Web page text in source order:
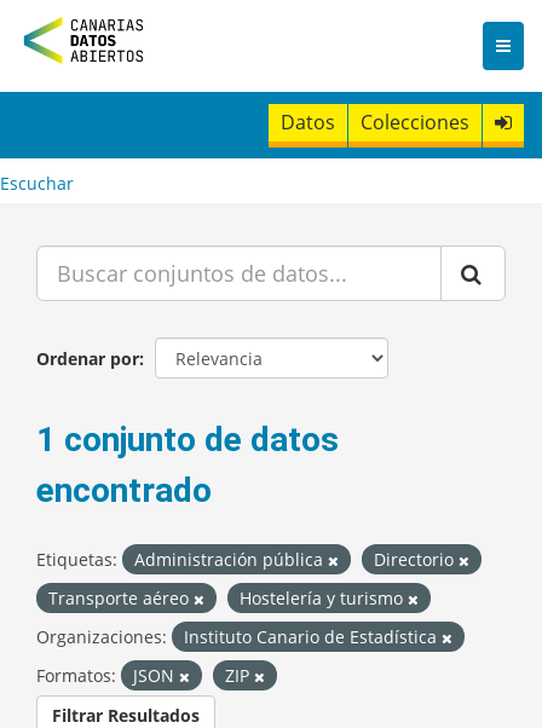
n
t
Datos Colecciones
Escuchar
Ordenar por
1 conjunto de datos
encontrado
Etiquetas: Administración pública
Directorio
Transporte aéreo
Hostelería y turismo
Organizaciones:
Instituto Canario de Estadística
Formatos:
JSON
ZIP
Filtrar Resultados